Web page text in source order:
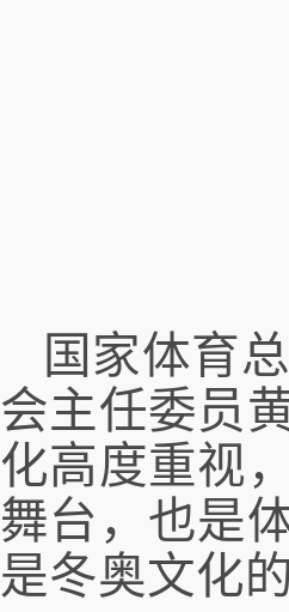
国家体育
会主任委员
化高度重视
舞台，也是
是冬奥文化